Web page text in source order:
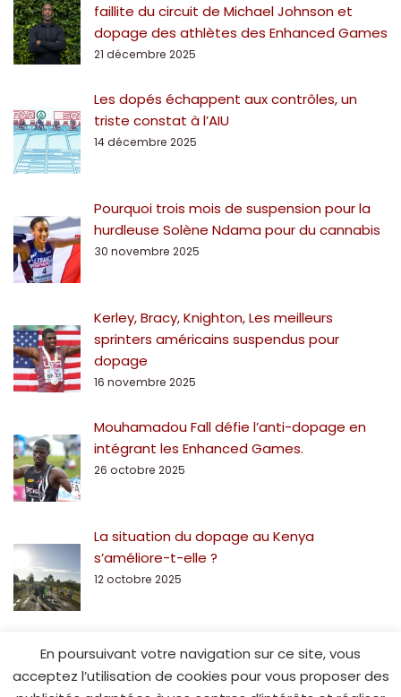
faillite du circuit de Michael Johnson et
dopage des athlètes des Enhanced Games
21 décembre 2025
Les dopés échappent aux contrôles, un
triste constat à l’AIU
14 décembre 2025
Pourquoi trois mois de suspension pour la
hurdleuse Solène Ndama pour du cannabis
30 novembre 2025
Kerley, Bracy, Knighton, Les meilleurs
sprinters américains suspendus pour
dopage
16 novembre 2025
Mouhamadou Fall défie l’anti-dopage en
intégrant les Enhanced Games.
26 octobre 2025
La situation du dopage au Kenya
s’améliore-t-elle ?
12 octobre 2025
En poursuivant votre navigation sur ce site, vous
acceptez l’utilisation de cookies pour vous proposer des